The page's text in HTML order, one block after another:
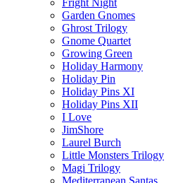
Fright Night
Garden Gnomes
Ghrost Trilogy
Gnome Quartet
Growing Green
Holiday Harmony
Holiday Pin
Holiday Pins XI
Holiday Pins XII
I Love
JimShore
Laurel Burch
Little Monsters Trilogy
Magi Trilogy